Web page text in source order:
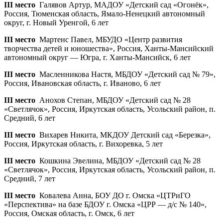
III место Галявов Артур, МАДОУ «Детский сад «Огонёк»,
Россия, Тюменская область, Ямало-Ненецкий автономный
округ, г. Новый Уренгой, 6 лет
III место Мартенс Павел, МБУДО «Центр развития
творчества детей и юношества», Россия, Ханты-Мансийский
автономный округ — Югра, г. Ханты-Мансийск, 6 лет
III место Масленникова Настя, МБДОУ «Детский сад № 79»,
Россия, Ивановская область, г. Иваново, 6 лет
III место Анохов Степан, МБДОУ «Детский сад № 28
«Светлячок», Россия, Иркутская область, Усольский район, п.
Средний, 6 лет
III место Вихарев Никита, МКДОУ Детский сад «Березка»,
Россия, Иркутская область, г. Вихоревка, 5 лет
III место Кошкина Эвелина, МБДОУ «Детский сад № 28
«Светлячок», Россия, Иркутская область, Усольский район, п.
Средний, 7 лет
III место Ковалева Анна, БОУ ДО г. Омска «ЦТРиГО
«Перспектива» на базе БДОУ г. Омска «ЦРР — д/с № 140»,
Россия, Омская область, г. Омск, 6 лет